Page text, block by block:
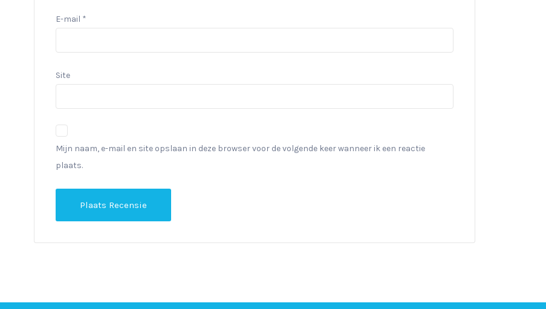
E-mail *
Site
Mijn naam, e-mail en site opslaan in deze browser voor de volgende keer wanneer ik een reactie
plaats.